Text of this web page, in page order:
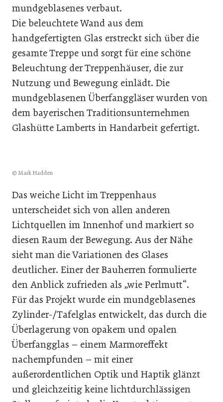
mundgeblasenes verbaut.
Die beleuchtete Wand aus dem
handgefertigten Glas erstreckt sich über die
gesamte Treppe und sorgt für eine schöne
Beleuchtung der Treppenhäuser, die zur
Nutzung und Bewegung einlädt. Die
mundgeblasenen Überfanggläser wurden von
dem bayerischen Traditionsunternehmen
Glashütte Lamberts in Handarbeit gefertigt.
© Mark Hadden
Das weiche Licht im Treppenhaus
unterscheidet sich von allen anderen
Lichtquellen im Innenhof und markiert so
diesen Raum der Bewegung. Aus der Nähe
sieht man die Variationen des Glases
deutlicher. Einer der Bauherren formulierte
den Anblick zufrieden als „wie Perlmutt“.
Für das Projekt wurde ein mundgeblasenes
Zylinder-/Tafelglas entwickelt, das durch die
Überlagerung von opakem und opalen
Überfangglas – einem Marmoreffekt
nachempfunden – mit einer
außerordentlichen Optik und Haptik glänzt
und gleichzeitig keine lichtdurchlässigen